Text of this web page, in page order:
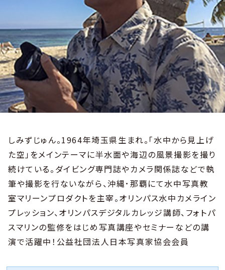
しみずじゅん。1964年埼玉県生まれ。「水中から見上げ
た空」をメインテーマに半水面や海辺の風景撮影を撮り
続けている。ダイビング専門誌やカメラ関係誌などで執
筆や撮影を行ないながら、沖縄･那覇にて水中写真教
室マリーンプロダクトを主宰。オリンパス水中カメライン
プレッション、オリンパスデジタルカレッジ講師、フォトパ
スマリンの監修をはじめ写真講座やセミナーなどの講
演で活躍中！公益社団法人日本写真家協会会員